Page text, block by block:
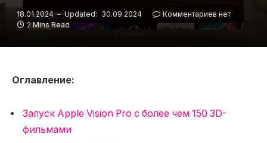
18.01.2024 Updated: 30.09.2024
Комментариев нет
2 Mins Read
Оглавление:
Запуск Apple Vision Pro с более чем 150 3D-
фильмами